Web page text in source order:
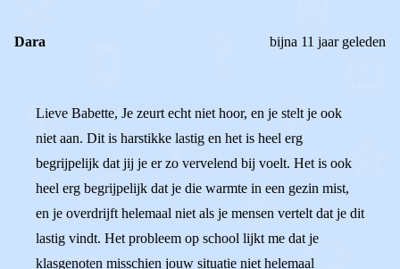
Dara bijna 11 jaar geleden
Lieve Babette, Je zeurt echt niet hoor, en je stelt je ook
niet aan. Dit is harstikke lastig en het is heel erg
begrijpelijk dat jij je er zo vervelend bij voelt. Het is ook
heel erg begrijpelijk dat je die warmte in een gezin mist,
en je overdrijft helemaal niet als je mensen vertelt dat je dit
lastig vindt. Het probleem op school lijkt me dat je
klasgenoten misschien jouw situatie niet helemaal